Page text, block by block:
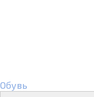
Обувь